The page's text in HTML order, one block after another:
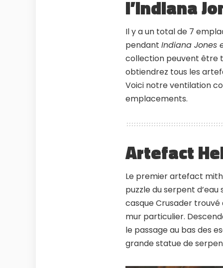
l’Indiana
Il y a un total de 7
pendant Indiana Jones
collection peuvent être
obtiendrez tous les
Voici notre ventilation
emplacements.
Artefact
Le premier artefact
puzzle du serpent
casque Crusader trouvé
mur particulier.
le passage au bas des
grande statue de